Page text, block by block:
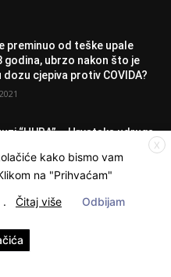
preminuo od teške upale
godina, ubrzo nakon što je
dozu cjepiva protiv COVIDA?
“HURA” – Hrvatska udruga
X
kako bismo vam
na "Prihvaćam"
. Čitaj više Odbijam